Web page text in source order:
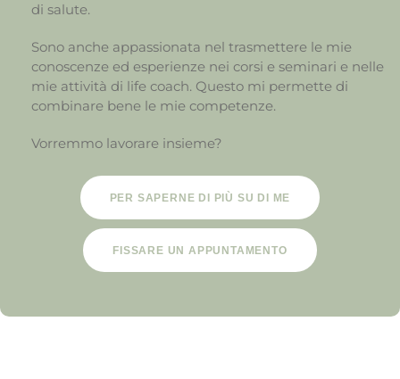
di salute.
Sono anche appassionata nel trasmettere le mie
conoscenze ed esperienze nei corsi e seminari e nelle
mie attività di life coach. Questo mi permette di
combinare bene le mie competenze.
Vorremmo lavorare insieme?
PER SAPERNE DI PIÙ SU DI ME
FISSARE UN APPUNTAMENTO